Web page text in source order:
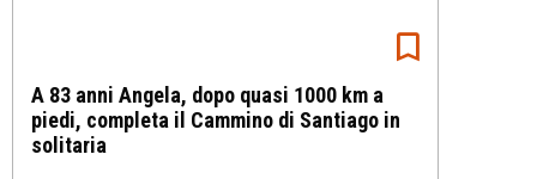
A 83 anni Angela, dopo quasi 1000 km a
piedi, completa il Cammino di Santiago in
solitaria